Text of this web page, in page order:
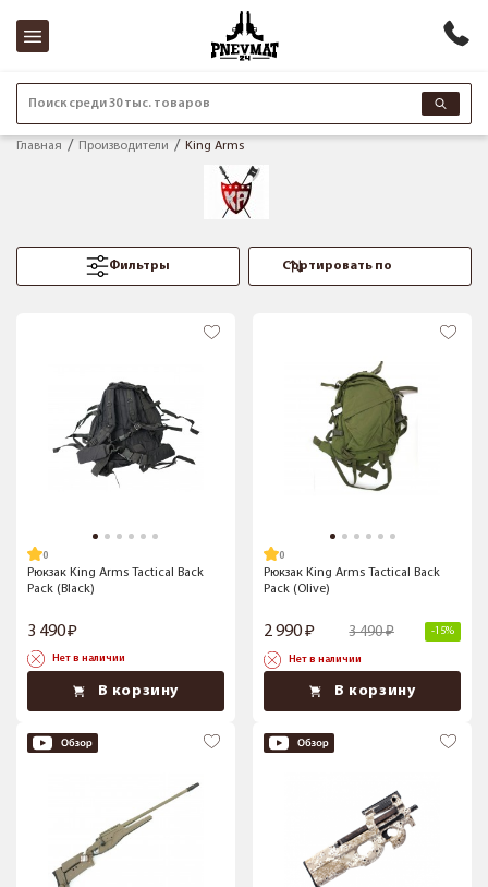
Поиск среди 30 тыс. товаров
Главная Производители King Arms
Фильтры
Рюкзак King Arms Tactical Back
Pack (Black)
3 490
Нет в наличии
В корзину
Рюкзак King Arms Tactical Back
Pack (Olive)
2 990 3 490 -15%
Нет в наличии
В корзину